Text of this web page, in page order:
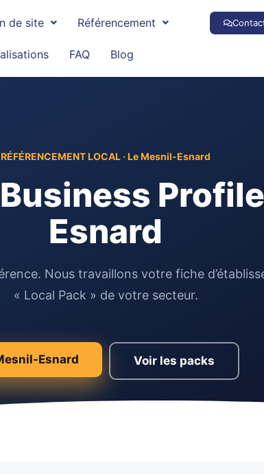
de site Référencement
FAQ Blog
RÉFÉRENCEMENT LOCAL · Le Mesnil-Esnard
Esnard
Nous travaillons votre fiche
« Local Pack » de votre secteur.
Esnard Voir les packs